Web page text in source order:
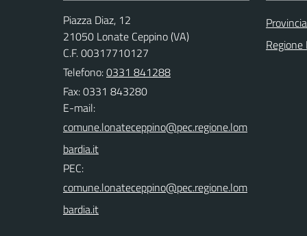
Piazza Diaz, 12
21050 Lonate Ceppino (VA)
C.F. 00317710127
Telefono:0331 841288
Fax: 0331 843280
E-mail:
PEC:
Regione